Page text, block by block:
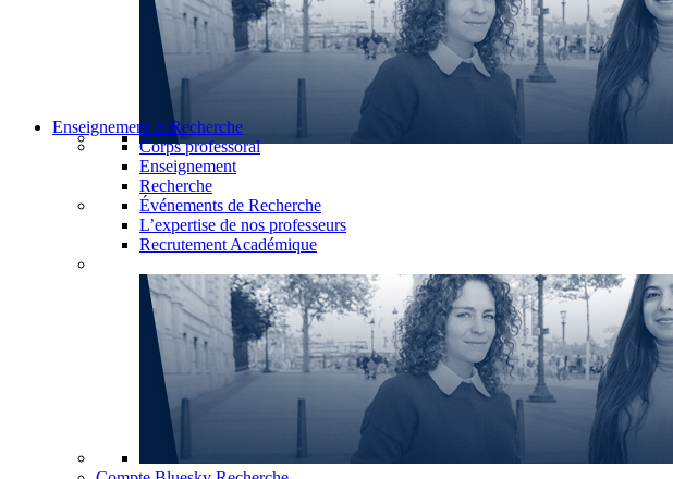
Enseignement et Recherche
Corps professoral
Enseignement
Recherche
Événements de Recherche
L’expertise de nos professeurs
Recrutement Académique